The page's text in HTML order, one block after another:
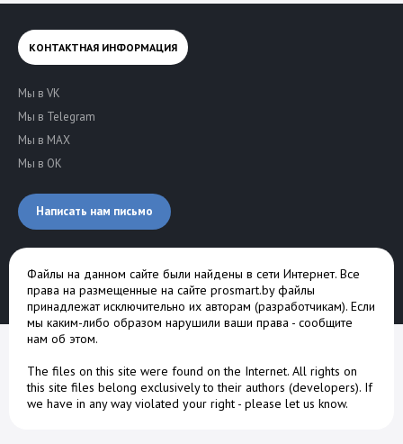
КОНТАКТНАЯ ИНФОРМАЦИЯ
Мы в VK
Мы в Telegram
Мы в MAX
Мы в OK
Написать нам письмо
Файлы на данном сайте были найдены в сети Интернет. Все
права на размещенные на сайте prosmart.by файлы
принадлежат исключительно их авторам (разработчикам). Если
мы каким-либо образом нарушили ваши права - сообщите
нам об этом.
The files on this site were found on the Internet. All rights on
this site files belong exclusively to their authors (developers). If
we have in any way violated your right - please let us know.